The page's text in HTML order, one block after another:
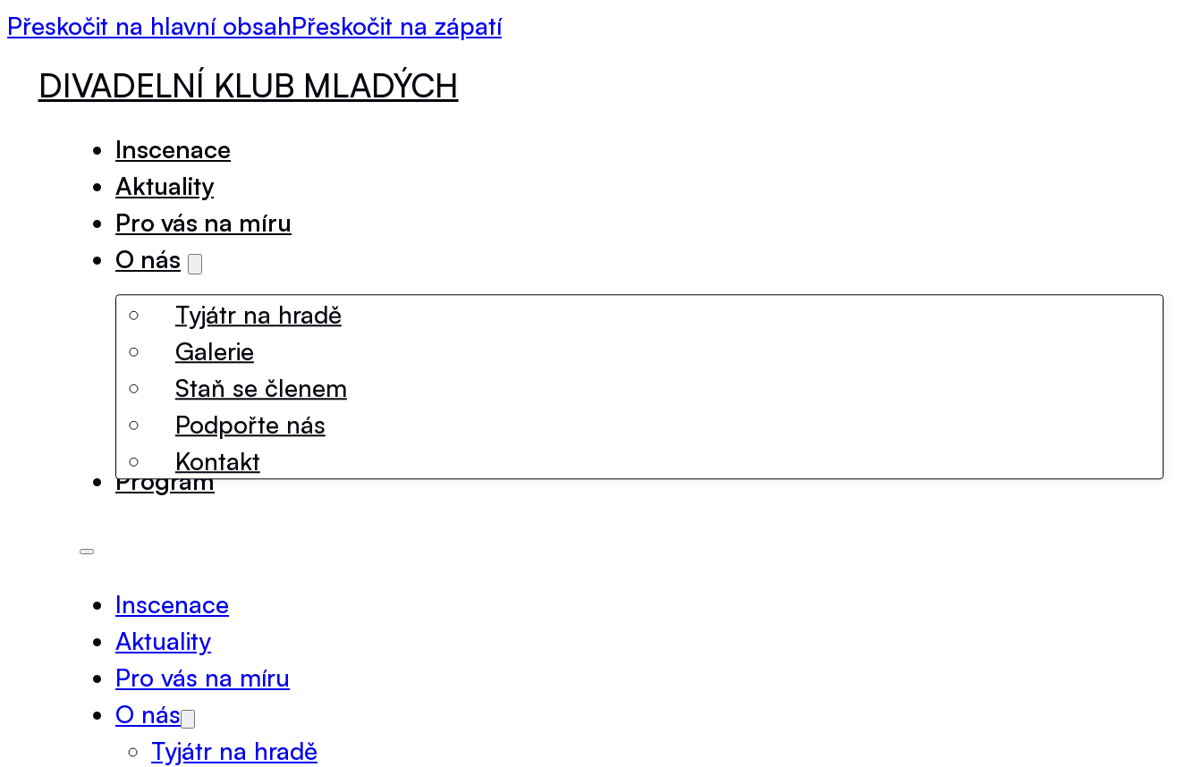
Přeskočit na hlavní obsahPřeskočit na zápatí
DIVADELNÍ KLUB MLADÝCH
Inscenace
Aktuality
Pro vás na míru
O nás
Tyjátr na hradě
Galerie
Staň se členem
Podpořte nás
Kontakt
Program
Inscenace
Aktuality
Pro vás na míru
O nás
Tyjátr na hradě